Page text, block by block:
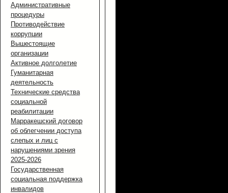
Административные
процедуры
Противодействие
коррупции
Вышестоящие
организации
Активное долголетие
Гуманитарная
деятельность
Технические средства
социальной
реабилитации
Марракешский договор
об облегчении доступа
слепых и лиц с
нарушениями зрения
2025-2026
Государственная
социальная поддержка
инвалидов